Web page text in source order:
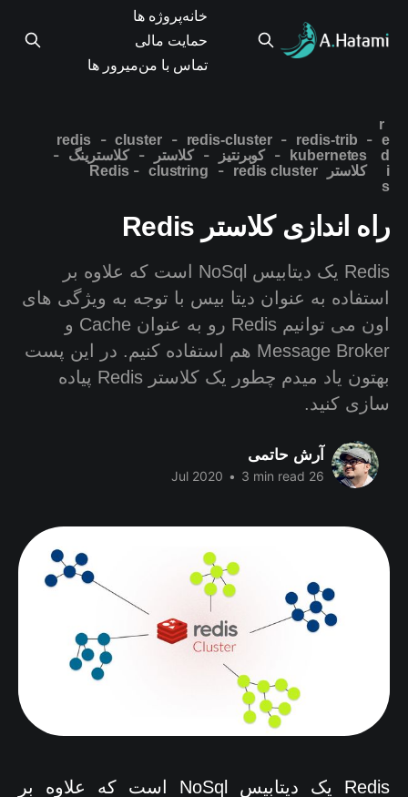
خانهپروژه ها
حمایت مالی
تماس با منمیرور ها
r
e
d
i
s
redis - cluster - redis-cluster - redis-trib -
kubernetes
- کوبرنتیز - کلاستر - کلاسترینگ -
کلاستر Redis - clustring - redis cluster
راه اندازی کلاستر Redis
Redis یک دیتابیس NoSql است که علاوه بر
استفاده به عنوان دیتا بیس با توجه به ویژگی های
اون می توانیم Redis رو به عنوان Cache و
Message Broker هم استفاده کنیم. در این پست
بهتون یاد میدم چطور یک کلاستر Redis پیاده
سازی کنید.
آرش حاتمی
26 Jul 2020
• 3 min read
Redis یک دیتابیس NoSql است که علاوه بر